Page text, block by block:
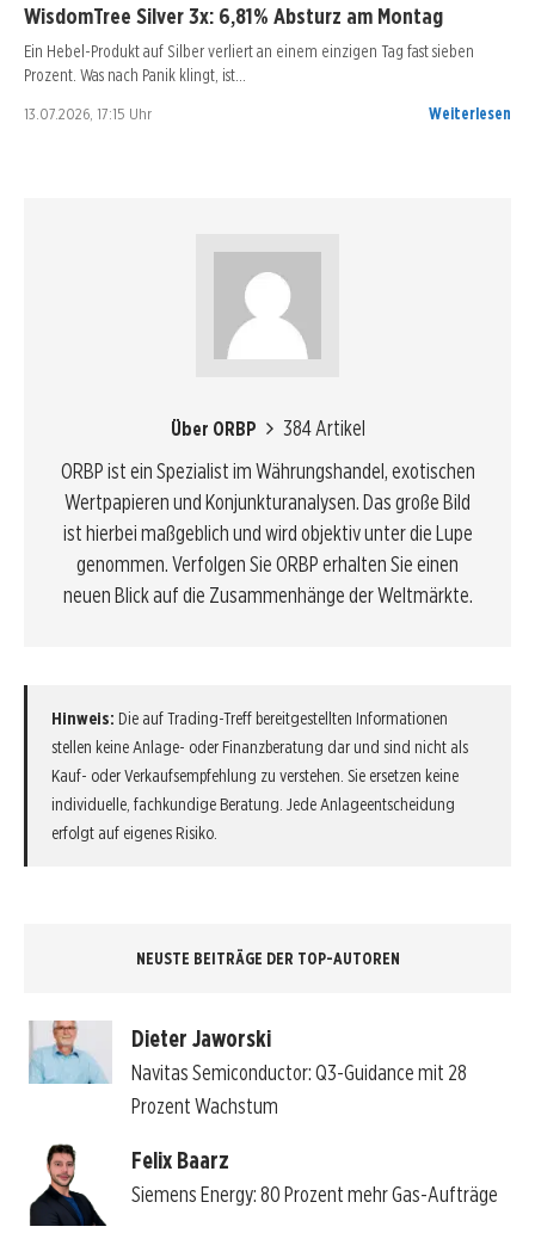
WisdomTree Silver 3x: 6,81% Absturz am Montag
Ein Hebel-Produkt auf Silber verliert an einem einzigen Tag fast sieben
Prozent. Was nach Panik klingt, ist…
13.07.2026, 17:15 Uhr Weiterlesen
Über ORBP
384 Artikel
ORBP ist ein Spezialist im Währungshandel, exotischen
Wertpapieren und Konjunkturanalysen. Das große Bild
ist hierbei maßgeblich und wird objektiv unter die Lupe
genommen. Verfolgen Sie ORBP erhalten Sie einen
neuen Blick auf die Zusammenhänge der Weltmärkte.
Hinweis: Die auf Trading-Treff bereitgestellten Informationen
stellen keine Anlage- oder Finanzberatung dar und sind nicht als
Kauf- oder Verkaufsempfehlung zu verstehen. Sie ersetzen keine
individuelle, fachkundige Beratung. Jede Anlageentscheidung
erfolgt auf eigenes Risiko.
NEUSTE BEITRÄGE DER TOP-AUTOREN
Dieter Jaworski
Navitas Semiconductor: Q3-Guidance mit 28
Prozent Wachstum
Felix Baarz
Siemens Energy: 80 Prozent mehr Gas-Aufträge